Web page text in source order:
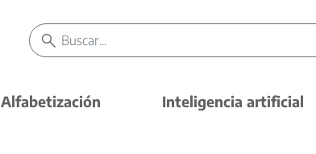
Alfabetización Inteligencia artificial